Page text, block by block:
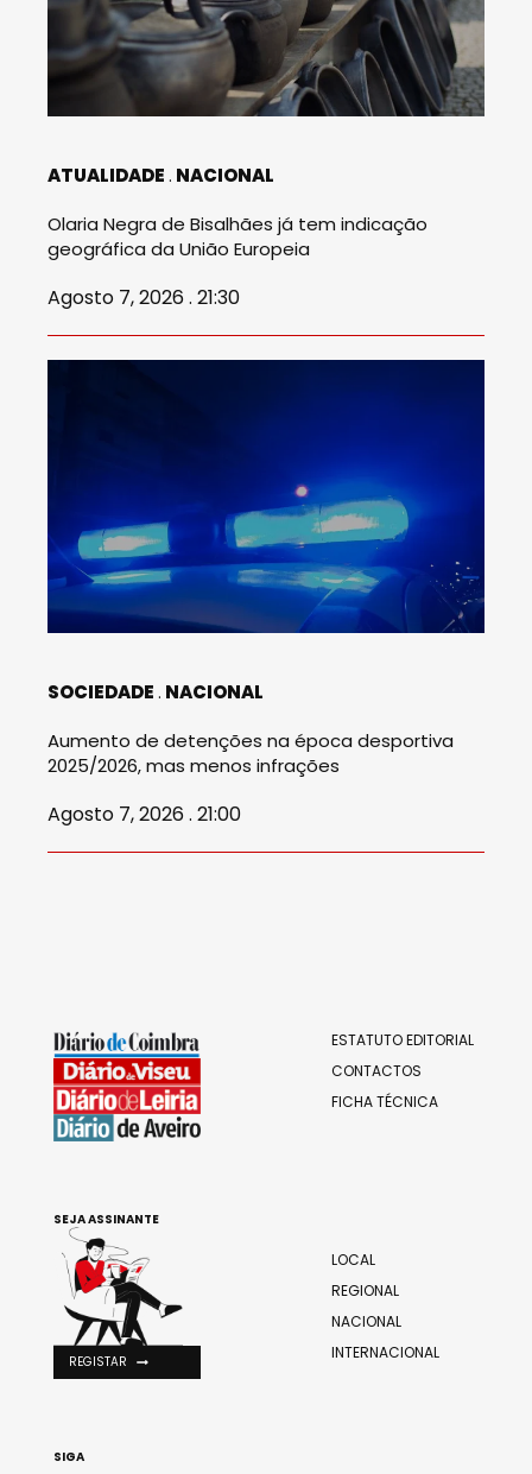
ATUALIDADE NACIONAL
Olaria Negra de Bisalhães já tem indicação
geográfica da União Europeia
Agosto 7, 2026 . 21:30
SOCIEDADE NACIONAL
Aumento de detenções na época desportiva
2025/2026, mas menos infrações
Agosto 7, 2026 . 21:00
ESTATUTO EDITORIAL
CONTACTOS
FICHA TÉCNICA
LOCAL
REGIONAL
NACIONAL
INTERNACIONAL
SEJA ASSINANTE
REGISTAR
SIGA